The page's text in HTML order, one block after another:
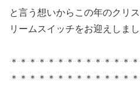
と言う想いからこの年のクリ
リームスイッチをお迎えしま
＊＊＊＊＊＊＊＊＊＊＊＊＊
＊＊＊＊＊＊＊＊＊＊＊＊＊